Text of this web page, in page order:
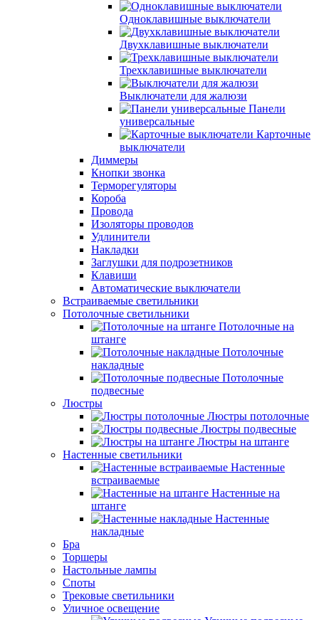
Одноклавишные выключатели
Двухклавишные выключатели
Трехклавишные выключатели
Выключатели для жалюзи
Панели
универсальные
Карточные
выключатели
Диммеры
Кнопки звонка
Терморегуляторы
Короба
Провода
Изоляторы проводов
Удлинители
Накладки
Заглушки для подрозетников
Клавиши
Автоматические выключатели
Встраиваемые светильники
Потолочные светильники
Потолочные на
штанге
Потолочные
накладные
Потолочные
подвесные
Люстры
Люстры потолочные
Люстры подвесные
Люстры на штанге
Настенные светильники
Настенные
встраиваемые
Настенные на
штанге
Настенные
накладные
Бра
Торшеры
Настольные лампы
Споты
Трековые светильники
Уличное освещение